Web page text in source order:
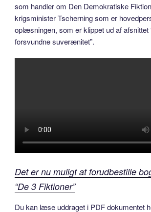
som handler om Den Demokratiske
krigsminister Tscherning som er
oplæsningen, som er klippet ud af afsnittet
forsvundne suverænitet”.
Det er nu muligt at forudbestille
“De 3 Fiktioner”
Du kan læse uddraget i PDF dokumentet